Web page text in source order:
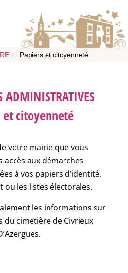
→ Papiers et citoyenneté
ADMINISTRATIVES
et citoyenneté
votre mairie que vous
accès aux démarches
à vos papiers d’identité,
ou les listes électorales.
les informations sur
du cimetière de Civrieux